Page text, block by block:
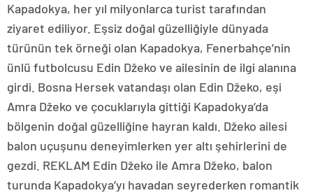
Kapadokya, her yıl milyonlarca turist tarafından
ziyaret ediliyor. Eşsiz doğal güzelliğiyle dünyada
türünün tek örneği olan Kapadokya, Fenerbahçe’nin
ünlü futbolcusu Edin Džeko ve ailesinin de ilgi alanına
girdi. Bosna Hersek vatandaşı olan Edin Džeko, eşi
Amra Džeko ve çocuklarıyla gittiği Kapadokya’da
bölgenin doğal güzelliğine hayran kaldı. Džeko ailesi
balon uçuşunu deneyimlerken yer altı şehirlerini de
gezdi. REKLAM Edin Džeko ile Amra Džeko, balon
turunda Kapadokya’yı havadan seyrederken romantik